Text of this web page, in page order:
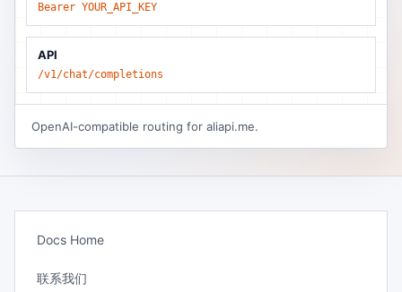
Bearer YOUR_API_KEY
API
/v1/chat/completions
OpenAI-compatible routing for aliapi.me.
Docs Home
联系我们